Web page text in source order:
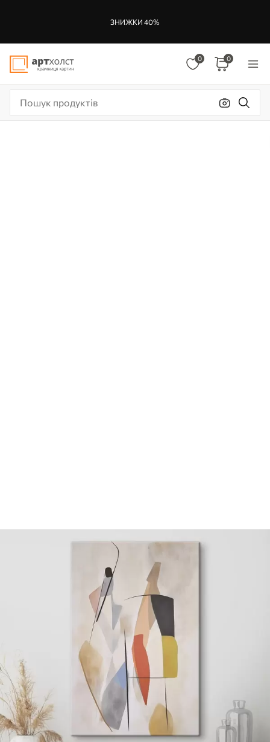
ЗНИЖКИ 40%
0 0